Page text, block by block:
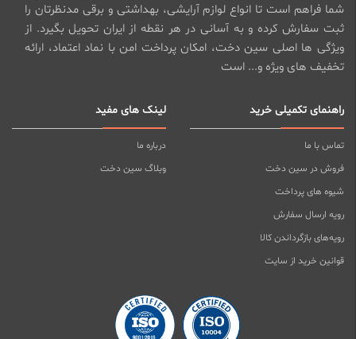
شما فراهم است تا انواع لوازم آرایشی، بهداشتی و برقی مدنظرتان را
ثبت سفارش کرده و به آسانی در هر نقطه از ایران تحویل بگیرد. از
ویژگی ها اصلی سین دخت، امکان پرداخت امن با نماد اعتماد، ارائه
تخفیف های ویژه و... است
راهنمای تکمیلی خرید
تماس با ما
فروش در سین دخت
شیوه های پرداخت
رویه ارسال سفارش
رویه‌های بازگرداندن کالا
قوانین خرید از سایت
لینک های مفید
درباره ما
وبلاگ سین دخت